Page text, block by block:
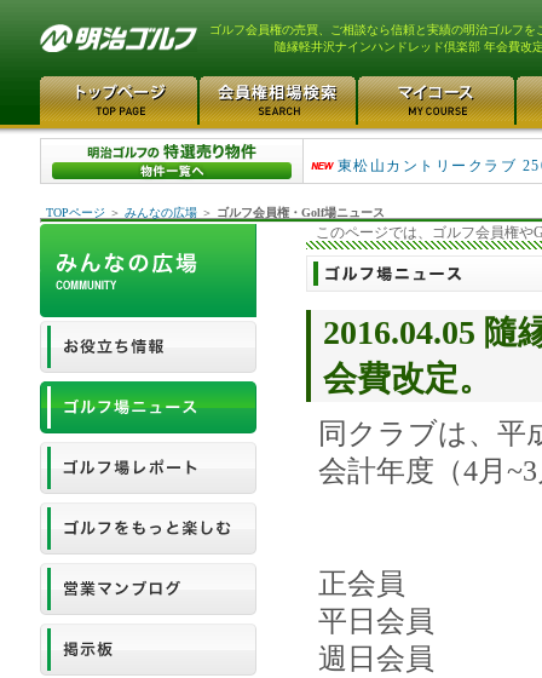
ゴルフ会員権の売買、ご相談なら信頼と実績の明治ゴルフを
隨縁軽井沢ナインハンドレッド倶楽部 年会費改
平塚富士見カントリーク
東松山カントリークラブ
TOPページ ＞ みんなの広場 ＞ ゴルフ会員権・Golf場ニュース
このページでは、ゴルフ会員権や
2016.04.05
会費改定。
同クラブは、平
会計年度（4月
正会員
平日会員
週日会員